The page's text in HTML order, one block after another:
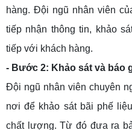
hàng. Đội ngũ nhân viên
tiếp nhận thông tin, khảo
tiếp với khách hàng.
- Bước 2: Khảo sát và báo
Đội ngũ nhân viên chuyên
nơi để khảo sát bãi phế
chất lượng. Từ đó đưa ra